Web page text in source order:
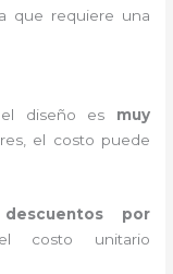
que requiere una
diseño es muy
el costo puede
descuentos por
costo unitario